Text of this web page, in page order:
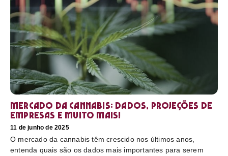
Mercado da cannabis: Dados, projeções de
empresas e muito mais!
11 de junho de 2025
O mercado da cannabis têm crescido nos últimos anos,
entenda quais são os dados mais importantes para serem